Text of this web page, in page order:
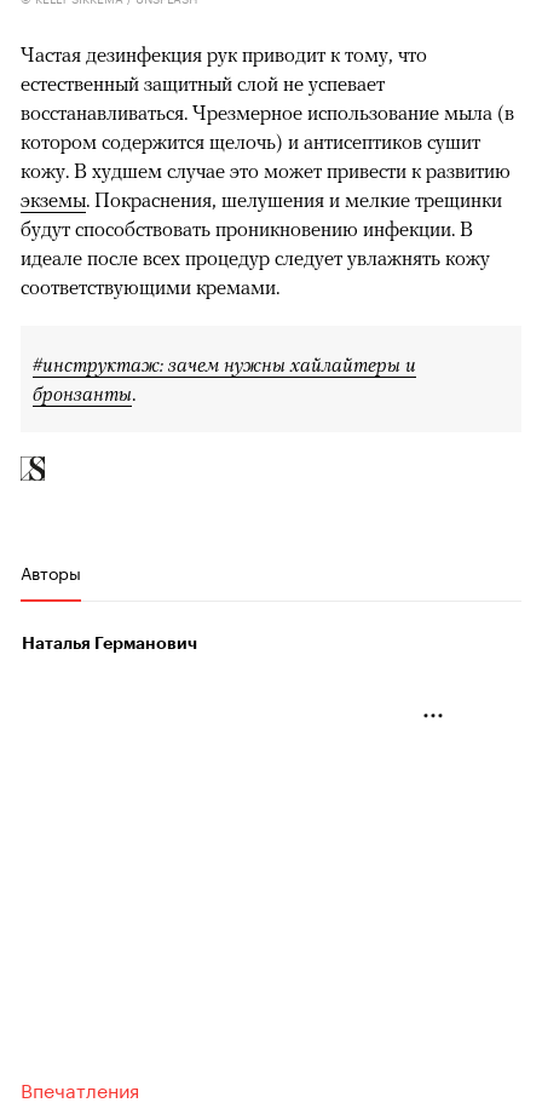
Частая дезинфекция рук приводит к тому, что
естественный защитный слой не успевает
восстанавливаться. Чрезмерное использование мыла (в
котором содержится щелочь) и антисептиков сушит
кожу. В худшем случае это может привести к развитию
экземы. Покраснения, шелушения и мелкие трещинки
будут способствовать проникновению инфекции. В
идеале после всех процедур следует увлажнять кожу
соответствующими кремами.
#инструктаж: зачем нужны хайлайтеры и
бронзанты.
Авторы
Наталья Германович
Впечатления